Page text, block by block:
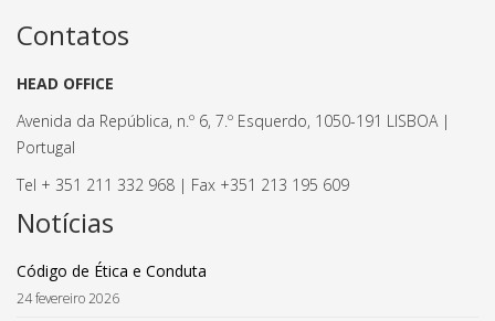
Contatos
HEAD OFFICE
Avenida da República, n.º 6, 7.º Esquerdo, 1050-191 LISBOA |
Portugal
Tel + 351 211 332 968 | Fax +351 213 195 609
Notícias
Código de Ética e Conduta
24 fevereiro 2026